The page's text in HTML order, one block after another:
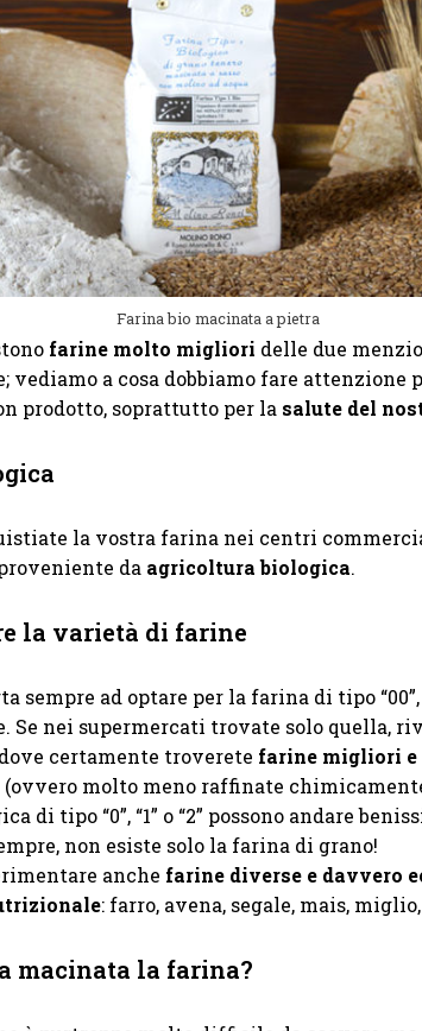
Farina bio macinata a pietra
farine molto migliori delle due
vediamo a cosa dobbiamo fare attenzione
prodotto, soprattutto per la salute del
la vostra farina nei centri
da agricoltura biologica.
la varietà di farine
sempre ad optare per la farina di tipo
Se nei supermercati trovate solo quella,
certamente troverete farine migliori
(ovvero molto meno raffinate
di tipo “0”, “1” o “2” possono andare
non esiste solo la farina di grano!
anche farine diverse e davvero
: farro, avena, segale, mais,
macinata la farina?